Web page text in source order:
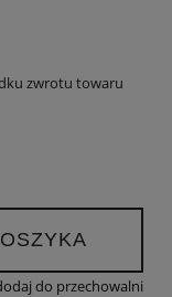
zwrotu towaru
do przechowalni